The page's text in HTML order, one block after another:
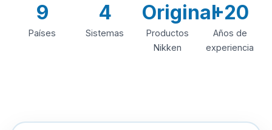
9
Países
4
Sistemas
Original
Productos
Nikken
+20
Años de
experiencia